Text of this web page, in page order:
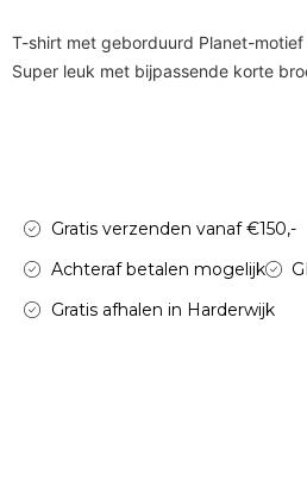
T-shirt met geborduurd Planet-
Super leuk met bijpassende korte
Gratis verzenden vanaf €150,-
Achteraf betalen mogelijk
Gratis afhalen in Harderwijk